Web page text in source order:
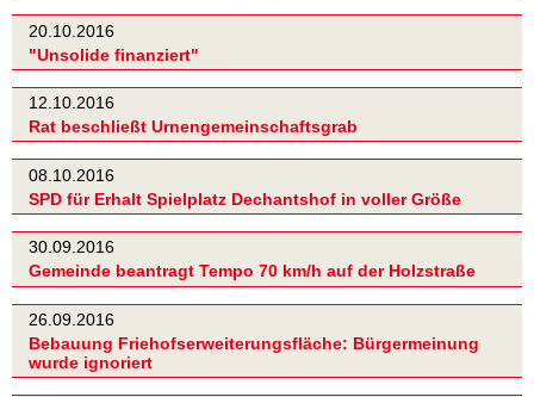
20.10.2016
"Unsolide finanziert"
12.10.2016
Rat beschließt Urnengemeinschaftsgrab
08.10.2016
SPD für Erhalt Spielplatz Dechantshof in voller Größe
30.09.2016
Gemeinde beantragt Tempo 70 km/h auf der Holzstraße
26.09.2016
Bebauung Friehofserweiterungsfläche: Bürgermeinung
wurde ignoriert